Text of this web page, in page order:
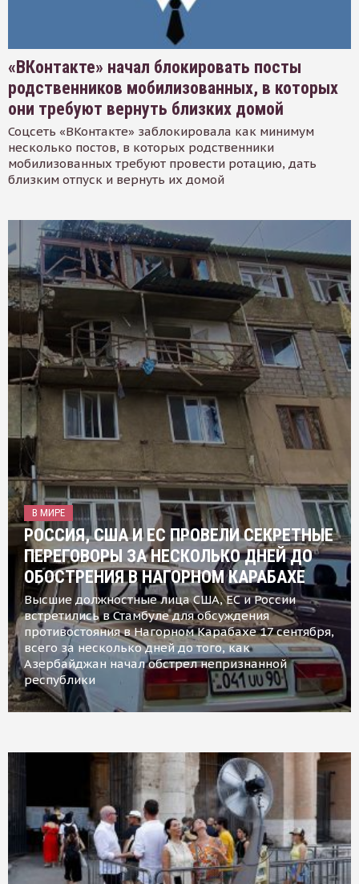
«ВКонтакте» начал блокировать посты
родственников мобилизованных, в которых
они требуют вернуть близких домой
Соцсеть «ВКонтакте» заблокировала как минимум
несколько постов, в которых родственники
мобилизованных требуют провести ротацию, дать
близким отпуск и вернуть их домой
В МИРЕ
РОССИЯ, США И ЕС ПРОВЕЛИ СЕКРЕТНЫЕ
ПЕРЕГОВОРЫ ЗА НЕСКОЛЬКО ДНЕЙ ДО
ОБОСТРЕНИЯ В НАГОРНОМ КАРАБАХЕ
Высшие должностные лица США, ЕС и России
встретились в Стамбуле для обсуждения
противостояния в Нагорном Карабахе 17 сентября,
всего за несколько дней до того, как
Азербайджан начал обстрел непризнанной
республики